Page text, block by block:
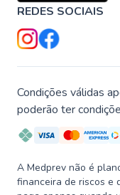
REDES SOCIAIS
Condições válidas
poderão ter
A Medprev não é
financeira de riscos e